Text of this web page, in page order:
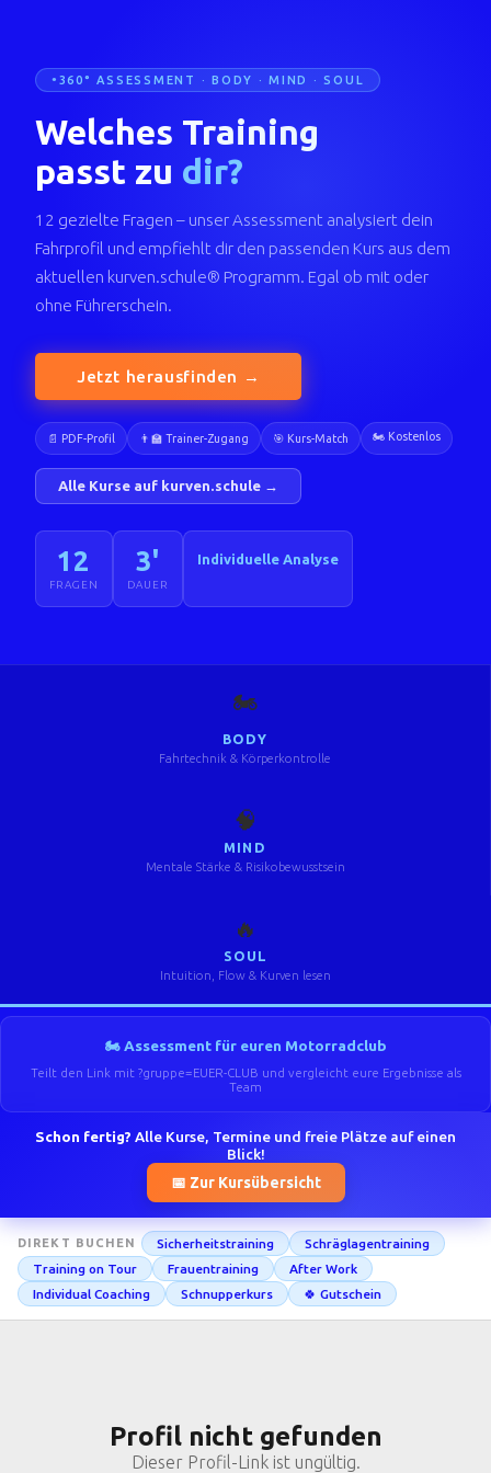
360° ASSESSMENT · BODY · MIND · SOUL
Welches Training
passt zu dir?
12 gezielte Fragen – unser Assessment analysiert dein
Fahrprofil und empfiehlt dir den passenden Kurs aus dem
aktuellen kurven.schule® Programm. Egal ob mit oder
ohne Führerschein.
Jetzt herausfinden →
📄 PDF-Profil 👨‍🏫 Trainer-Zugang 🎯 Kurs-Match 🏍️ Kostenlos
Alle Kurse auf kurven.schule →
12
FRAGEN
3'
DAUER
Individuelle Analyse
🏍️
BODY
Fahrtechnik & Körperkontrolle
🧠
MIND
Mentale Stärke & Risikobewusstsein
🔥
SOUL
Intuition, Flow & Kurven lesen
🏍️ Assessment für euren Motorradclub
Teilt den Link mit ?gruppe=EUER-CLUB und vergleicht eure Ergebnisse als
Team
Schon fertig? Alle Kurse, Termine und freie Plätze auf einen
Blick!
📅 Zur Kursübersicht
DIREKT BUCHEN Sicherheitstraining
Schräglagentraining
Training on Tour
Frauentraining
After Work
Individual Coaching
Schnupperkurs 🍀 Gutschein
Profil nicht gefunden
Dieser Profil-Link ist ungültig.